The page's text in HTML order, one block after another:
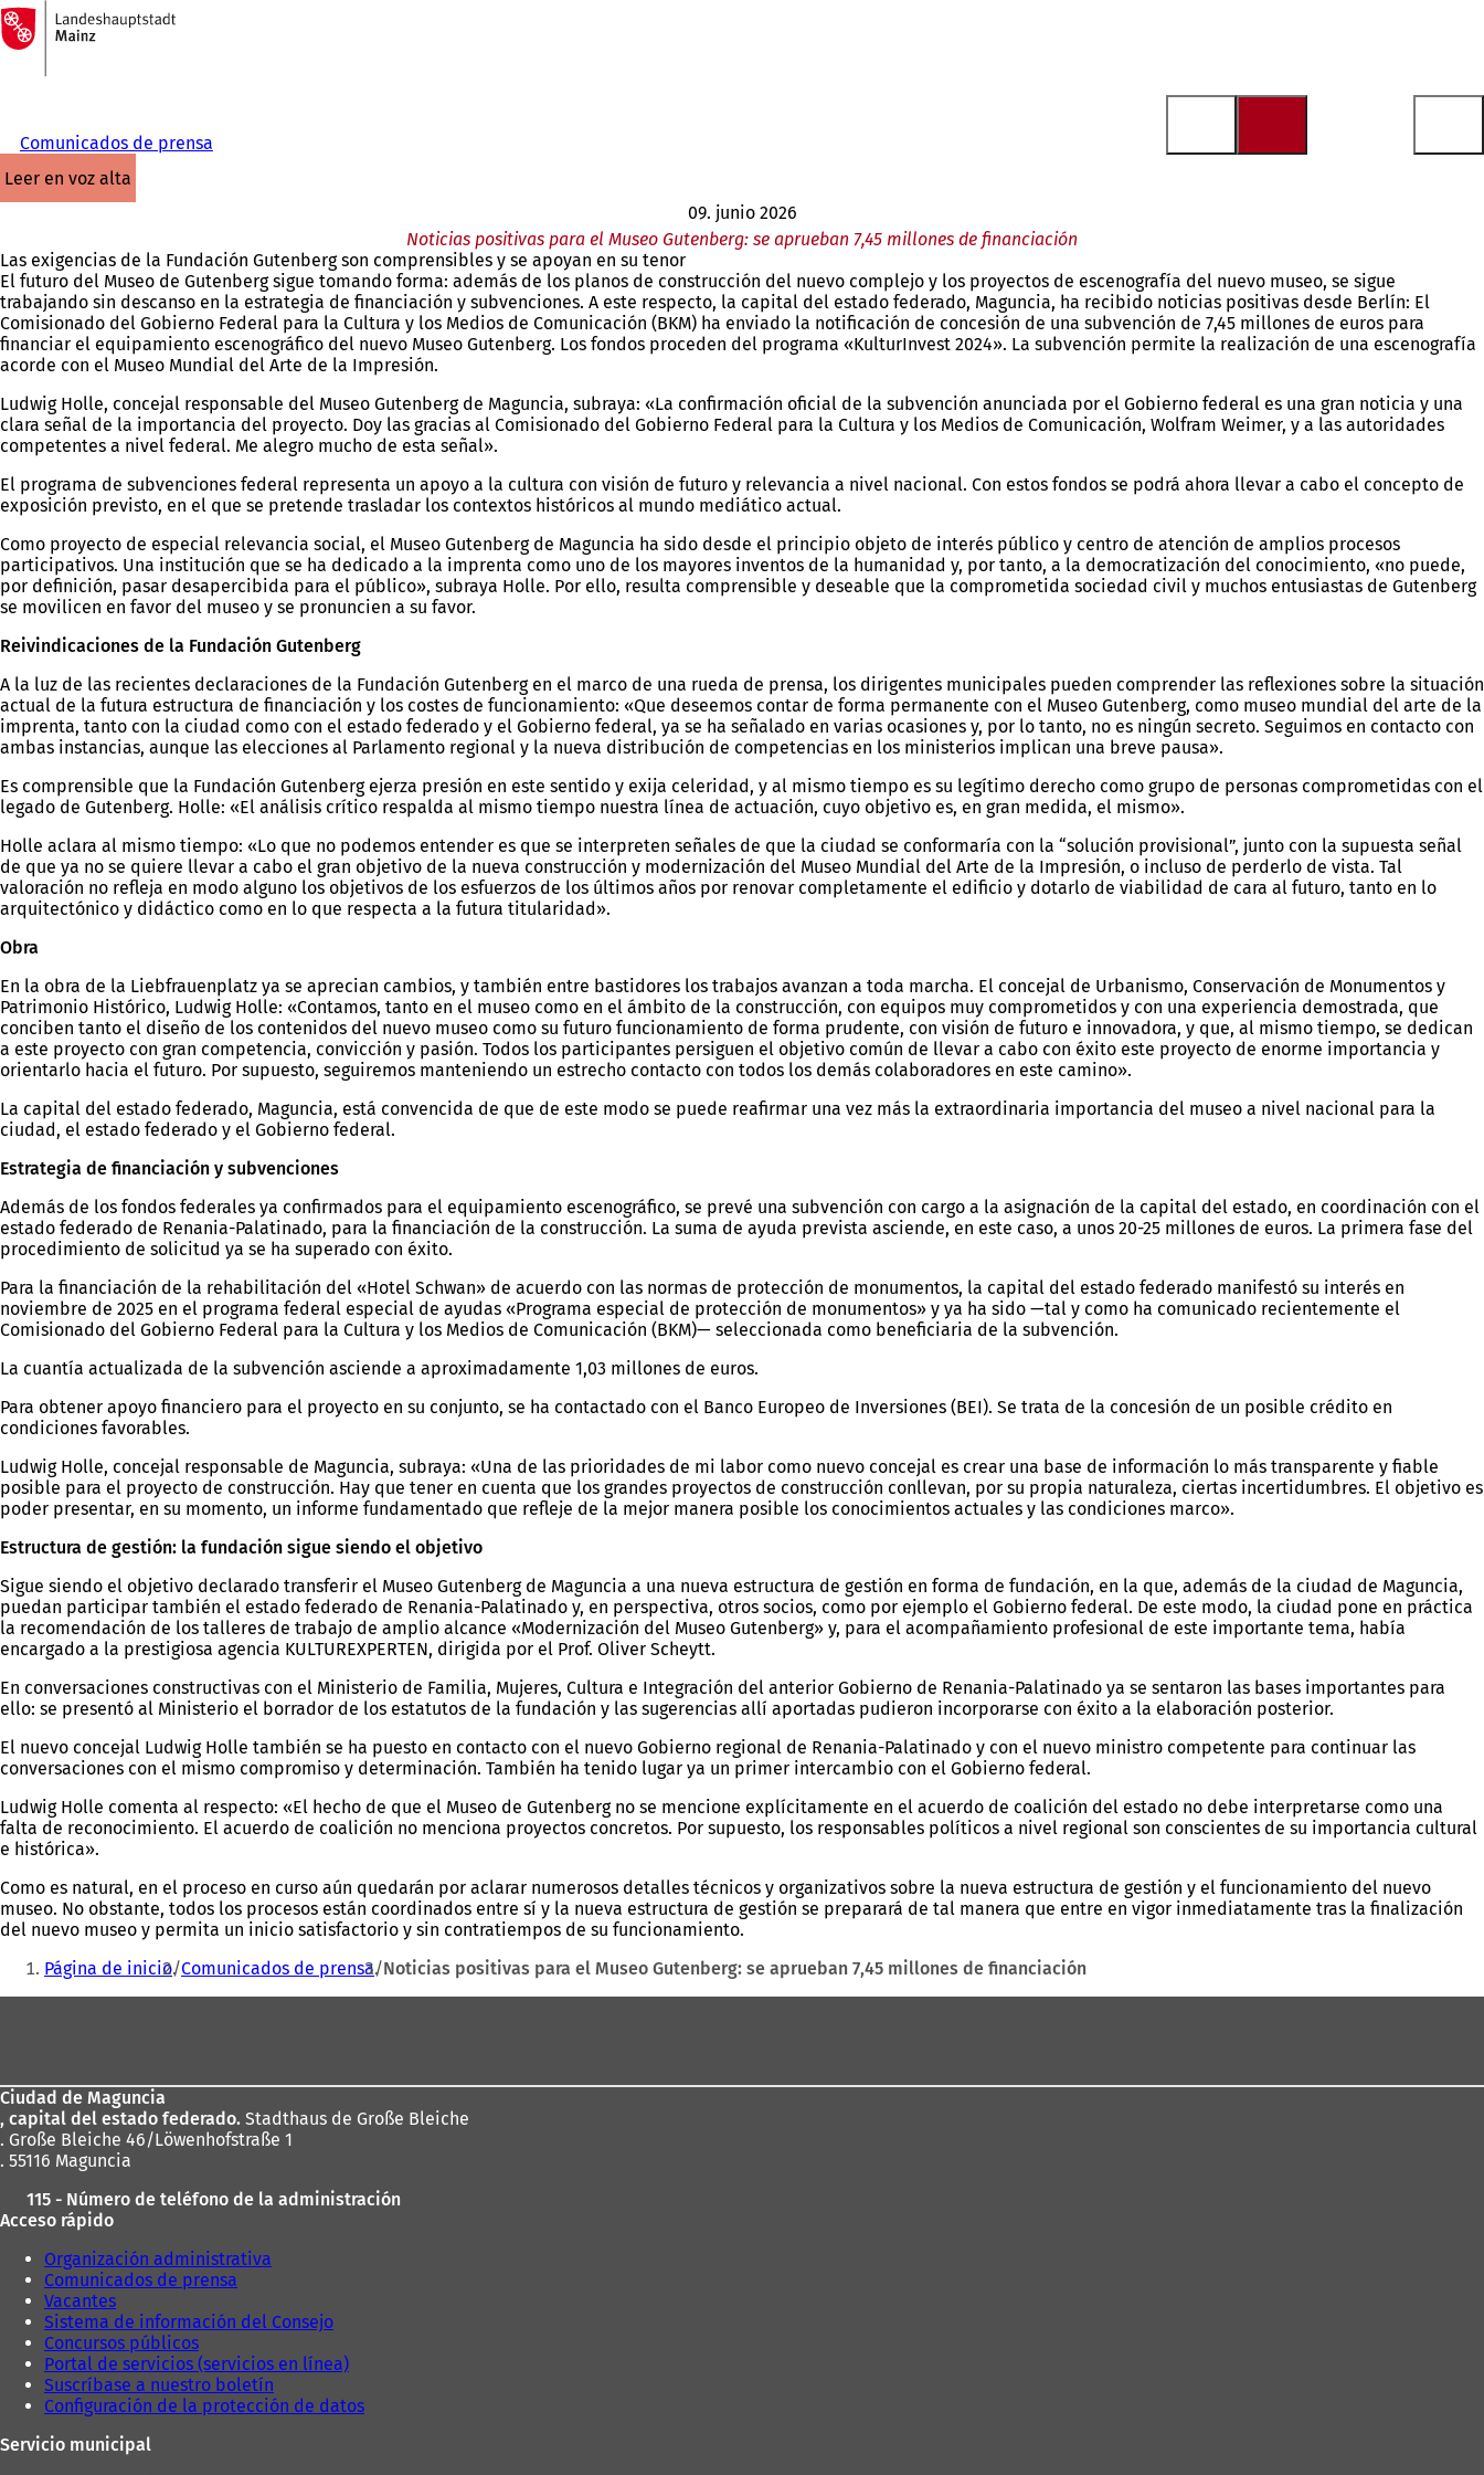
Saltar al contenido
A
la
página
Comunicados de prensa
leer en voz alta
09. junio 2026
Noticias positivas para el Museo Gutenberg: se aprueban 7,45 millones de financiación
Las exigencias de la Fundación Gutenberg son comprensibles y se apoyan en su tenor
El futuro del Museo de Gutenberg sigue tomando forma: además de los planos de construcción del nuevo complejo y los proyectos de escenografía del nuevo museo, se sigue
trabajando sin descanso en la estrategia de financiación y subvenciones. A este respecto, la capital del estado federado, Maguncia, ha recibido noticias positivas desde Berlín: El
Comisionado del Gobierno Federal para la Cultura y los Medios de Comunicación (BKM) ha enviado la notificación de concesión de una subvención de 7,45 millones de euros para
financiar el equipamiento escenográfico del nuevo Museo Gutenberg. Los fondos proceden del programa «KulturInvest 2024». La subvención permite la realización de una escenografía
acorde con el Museo Mundial del Arte de la Impresión.
Ludwig Holle, concejal responsable del Museo Gutenberg de Maguncia, subraya: «La confirmación oficial de la subvención anunciada por el Gobierno federal es una gran noticia y una
clara señal de la importancia del proyecto. Doy las gracias al Comisionado del Gobierno Federal para la Cultura y los Medios de Comunicación, Wolfram Weimer, y a las autoridades
competentes a nivel federal. Me alegro mucho de esta señal».
El programa de subvenciones federal representa un apoyo a la cultura con visión de futuro y relevancia a nivel nacional. Con estos fondos se podrá ahora llevar a cabo el concepto de
exposición previsto, en el que se pretende trasladar los contextos históricos al mundo mediático actual.
Como proyecto de especial relevancia social, el Museo Gutenberg de Maguncia ha sido desde el principio objeto de interés público y centro de atención de amplios procesos
participativos. Una institución que se ha dedicado a la imprenta como uno de los mayores inventos de la humanidad y, por tanto, a la democratización del conocimiento, «no puede,
por definición, pasar desapercibida para el público», subraya Holle. Por ello, resulta comprensible y deseable que la comprometida sociedad civil y muchos entusiastas de Gutenberg
se movilicen en favor del museo y se pronuncien a su favor.
Reivindicaciones de la Fundación Gutenberg
A la luz de las recientes declaraciones de la Fundación Gutenberg en el marco de una rueda de prensa, los dirigentes municipales pueden comprender las reflexiones sobre la situación
actual de la futura estructura de financiación y los costes de funcionamiento: «Que deseemos contar de forma permanente con el Museo Gutenberg, como museo mundial del arte de la
imprenta, tanto con la ciudad como con el estado federado y el Gobierno federal, ya se ha señalado en varias ocasiones y, por lo tanto, no es ningún secreto. Seguimos en contacto con
ambas instancias, aunque las elecciones al Parlamento regional y la nueva distribución de competencias en los ministerios implican una breve pausa».
Es comprensible que la Fundación Gutenberg ejerza presión en este sentido y exija celeridad, y al mismo tiempo es su legítimo derecho como grupo de personas comprometidas con el
legado de Gutenberg. Holle: «El análisis crítico respalda al mismo tiempo nuestra línea de actuación, cuyo objetivo es, en gran medida, el mismo».
Holle aclara al mismo tiempo: «Lo que no podemos entender es que se interpreten señales de que la ciudad se conformaría con la “solución provisional”, junto con la supuesta señal
de que ya no se quiere llevar a cabo el gran objetivo de la nueva construcción y modernización del Museo Mundial del Arte de la Impresión, o incluso de perderlo de vista. Tal
valoración no refleja en modo alguno los objetivos de los esfuerzos de los últimos años por renovar completamente el edificio y dotarlo de viabilidad de cara al futuro, tanto en lo
arquitectónico y didáctico como en lo que respecta a la futura titularidad».
Obra
En la obra de la Liebfrauenplatz ya se aprecian cambios, y también entre bastidores los trabajos avanzan a toda marcha. El concejal de Urbanismo, Conservación de Monumentos y
Patrimonio Histórico, Ludwig Holle: «Contamos, tanto en el museo como en el ámbito de la construcción, con equipos muy comprometidos y con una experiencia demostrada, que
conciben tanto el diseño de los contenidos del nuevo museo como su futuro funcionamiento de forma prudente, con visión de futuro e innovadora, y que, al mismo tiempo, se dedican
a este proyecto con gran competencia, convicción y pasión. Todos los participantes persiguen el objetivo común de llevar a cabo con éxito este proyecto de enorme importancia y
orientarlo hacia el futuro. Por supuesto, seguiremos manteniendo un estrecho contacto con todos los demás colaboradores en este camino».
La capital del estado federado, Maguncia, está convencida de que de este modo se puede reafirmar una vez más la extraordinaria importancia del museo a nivel nacional para la
ciudad, el estado federado y el Gobierno federal.
Estrategia de financiación y subvenciones
Además de los fondos federales ya confirmados para el equipamiento escenográfico, se prevé una subvención con cargo a la asignación de la capital del estado, en coordinación con el
estado federado de Renania-Palatinado, para la financiación de la construcción. La suma de ayuda prevista asciende, en este caso, a unos 20-25 millones de euros. La primera fase del
procedimiento de solicitud ya se ha superado con éxito.
Para la financiación de la rehabilitación del «Hotel Schwan» de acuerdo con las normas de protección de monumentos, la capital del estado federado manifestó su interés en
noviembre de 2025 en el programa federal especial de ayudas «Programa especial de protección de monumentos» y ya ha sido —tal y como ha comunicado recientemente el
Comisionado del Gobierno Federal para la Cultura y los Medios de Comunicación (BKM)— seleccionada como beneficiaria de la subvención.
La cuantía actualizada de la subvención asciende a aproximadamente 1,03 millones de euros.
Para obtener apoyo financiero para el proyecto en su conjunto, se ha contactado con el Banco Europeo de Inversiones (BEI). Se trata de la concesión de un posible crédito en
condiciones favorables.
Ludwig Holle, concejal responsable de Maguncia, subraya: «Una de las prioridades de mi labor como nuevo concejal es crear una base de información lo más transparente y fiable
posible para el proyecto de construcción. Hay que tener en cuenta que los grandes proyectos de construcción conllevan, por su propia naturaleza, ciertas incertidumbres. El objetivo es
poder presentar, en su momento, un informe fundamentado que refleje de la mejor manera posible los conocimientos actuales y las condiciones marco».
Estructura de gestión: la fundación sigue siendo el objetivo
Sigue siendo el objetivo declarado transferir el Museo Gutenberg de Maguncia a una nueva estructura de gestión en forma de fundación, en la que, además de la ciudad de Maguncia,
puedan participar también el estado federado de Renania-Palatinado y, en perspectiva, otros socios, como por ejemplo el Gobierno federal. De este modo, la ciudad pone en práctica
la recomendación de los talleres de trabajo de amplio alcance «Modernización del Museo Gutenberg» y, para el acompañamiento profesional de este importante tema, había
encargado a la prestigiosa agencia KULTUREXPERTEN, dirigida por el Prof. Oliver Scheytt.
En conversaciones constructivas con el Ministerio de Familia, Mujeres, Cultura e Integración del anterior Gobierno de Renania-Palatinado ya se sentaron las bases importantes para
ello: se presentó al Ministerio el borrador de los estatutos de la fundación y las sugerencias allí aportadas pudieron incorporarse con éxito a la elaboración posterior.
El nuevo concejal Ludwig Holle también se ha puesto en contacto con el nuevo Gobierno regional de Renania-Palatinado y con el nuevo ministro competente para continuar las
conversaciones con el mismo compromiso y determinación. También ha tenido lugar ya un primer intercambio con el Gobierno federal.
Ludwig Holle comenta al respecto: «El hecho de que el Museo de Gutenberg no se mencione explícitamente en el acuerdo de coalición del estado no debe interpretarse como una
falta de reconocimiento. El acuerdo de coalición no menciona proyectos concretos. Por supuesto, los responsables políticos a nivel regional son conscientes de su importancia cultural
e histórica».
Como es natural, en el proceso en curso aún quedarán por aclarar numerosos detalles técnicos y organizativos sobre la nueva estructura de gestión y el funcionamiento del nuevo
museo. No obstante, todos los procesos están coordinados entre sí y la nueva estructura de gestión se preparará de tal manera que entre en vigor inmediatamente tras la finalización
del nuevo museo y permita un inicio satisfactorio y sin contratiempos de su funcionamiento.
Estás
aquí:
Página de inicio Comunicados de prensa Noticias positivas para el Museo Gutenberg: se aprueban 7,45 millones de financiación
pies
Ciudad de Maguncia
, capital del estado federado. Stadthaus de Große Bleiche
. Große Bleiche 46/Löwenhofstraße 1
. 55116 Maguncia
115 - Número de teléfono de la administración
Acceso rápido
Organización administrativa
Comunicados de prensa
Vacantes
Sistema de información del Consejo
Concursos públicos
Portal de servicios (servicios en línea)
Suscríbase a nuestro boletín
Configuración de la protección de datos
Servicio municipal